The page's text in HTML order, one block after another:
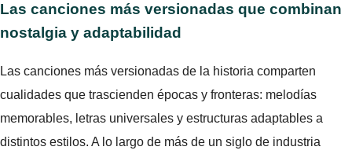
Las canciones más versionadas que combinan
nostalgia y adaptabilidad
Las canciones más versionadas de la historia comparten
cualidades que trascienden épocas y fronteras: melodías
memorables, letras universales y estructuras adaptables a
distintos estilos. A lo largo de más de un siglo de industria